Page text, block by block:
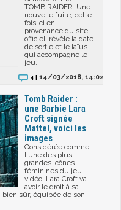
TOMB RAIDER. Une
nouvelle fuite, cette
fois-ci en
provenance du site
officiel, révèle la date
de sortie et le laïus
qui accompagne le
jeu.
4 | 14/03/2018, 14:02
Tomb Raider :
une Barbie Lara
Croft signée
Mattel, voici les
images
Considérée comme
l'une des plus
grandes icônes
féminines du jeu
vidéo, Lara Croft va
avoir le droit à sa
sûr, équipée de son